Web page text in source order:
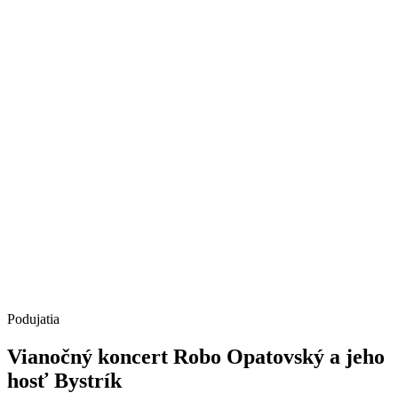
Podujatia
Vianočný koncert Robo Opatovský a jeho
hosť Bystrík